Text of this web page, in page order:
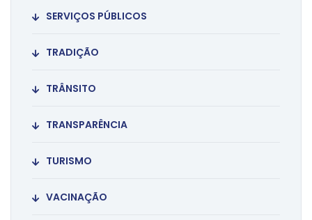
SERVIÇOS PÚBLICOS
TRADIÇÃO
TRÂNSITO
TRANSPARÊNCIA
TURISMO
VACINAÇÃO